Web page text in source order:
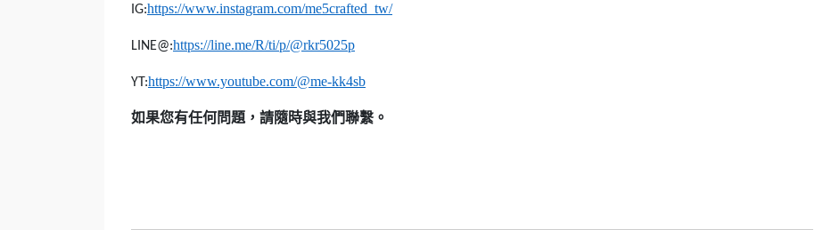
IG:https://www.instagram.com/me5crafted_tw/
LINE@:https://line.me/R/ti/p/@rkr5025p
YT:https://www.youtube.com/@me-kk4sb
如果您有任何問題，請隨時與我們聯繫。